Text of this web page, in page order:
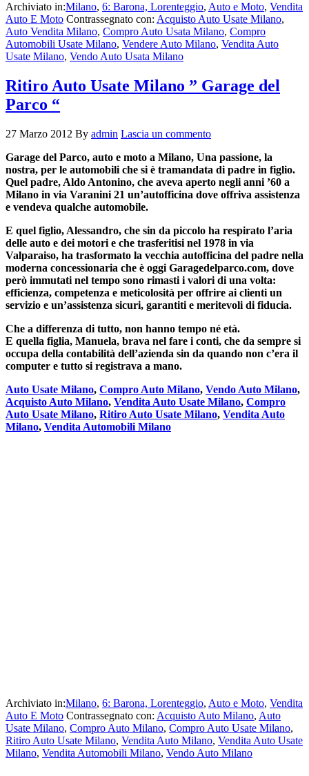
Archiviato in:Milano, 6: Barona, Lorenteggio, Auto e Moto, Vendita
Auto E Moto Contrassegnato con: Acquisto Auto Usate Milano,
Auto Vendita Milano, Compro Auto Usata Milano, Compro
Automobili Usate Milano, Vendere Auto Milano, Vendita Auto
Usate Milano, Vendo Auto Usata Milano
Ritiro Auto Usate Milano ” Garage del
Parco “
27 Marzo 2012 By admin Lascia un commento
Garage del Parco, auto e moto a Milano, Una passione, la
nostra, per le automobili che si è tramandata di padre in figlio.
Quel padre, Aldo Antonino, che aveva aperto negli anni ’60 a
Milano in via Varanini 21 un’autofficina dove offriva assistenza
e vendeva qualche automobile.
E quel figlio, Alessandro, che sin da piccolo ha respirato l’aria
delle auto e dei motori e che trasferitisi nel 1978 in via
Valparaiso, ha trasformato la vecchia autofficina del padre nella
moderna concessionaria che è oggi Garagedelparco.com, dove
però immutati nel tempo sono rimasti i valori di una volta:
efficienza, competenza e meticolosità per offrire ai clienti un
servizio e un’assistenza sicuri, garantiti e meritevoli di fiducia.
Che a differenza di tutto, non hanno tempo né età.
E quella figlia, Manuela, brava nel fare i conti, che da sempre si
occupa della contabilità dell’azienda sin da quando non c’era il
computer e tutto si registrava a mano.
Auto Usate Milano, Compro Auto Milano, Vendo Auto Milano,
Acquisto Auto Milano, Vendita Auto Usate Milano, Compro
Auto Usate Milano, Ritiro Auto Usate Milano, Vendita Auto
Milano, Vendita Automobili Milano
Archiviato in:Milano, 6: Barona, Lorenteggio, Auto e Moto, Vendita
Auto E Moto Contrassegnato con: Acquisto Auto Milano, Auto
Usate Milano, Compro Auto Milano, Compro Auto Usate Milano,
Ritiro Auto Usate Milano, Vendita Auto Milano, Vendita Auto Usate
Milano, Vendita Automobili Milano, Vendo Auto Milano